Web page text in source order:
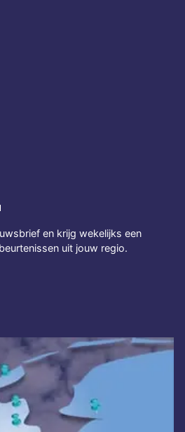
en krijg wekelijks een
uit jouw regio.